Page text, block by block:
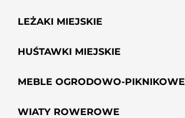
LEŻAKI MIEJSKIE
HUŚTAWKI MIEJSKIE
MEBLE OGRODOWO-PIKNIKOWE
WIATY ROWEROWE